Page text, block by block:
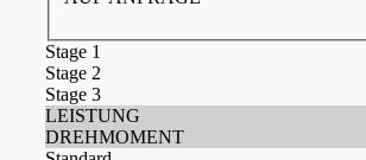
Stage 1
Stage 2
Stage 3
LEISTUNG
DREHMOMENT